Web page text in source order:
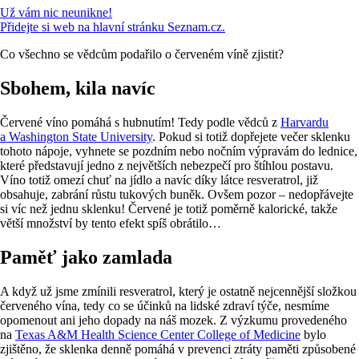
Už vám nic neunikne!
Přidejte si web na hlavní stránku Seznam.cz.
Co všechno se vědcům podařilo o červeném víně zjistit?
Sbohem, kila navíc
Červené víno pomáhá s hubnutím! Tedy podle vědců z Harvardu
a Washington State University. Pokud si totiž dopřejete večer sklenku
tohoto nápoje, vyhnete se pozdním nebo nočním výpravám do lednice,
které představují jedno z největších nebezpečí pro štíhlou postavu.
Víno totiž omezí chuť na jídlo a navíc díky látce resveratrol, již
obsahuje, zabrání růstu tukových buněk. Ovšem pozor – nedopřávejte
si víc než jednu sklenku! Červené je totiž poměrně kalorické, takže
větší množství by tento efekt spíš obrátilo…
Paměť jako zamlada
A když už jsme zmínili resveratrol, který je ostatně nejcennější složkou
červeného vína, tedy co se účinků na lidské zdraví týče, nesmíme
opomenout ani jeho dopady na náš mozek. Z výzkumu provedeného
na Texas A&M Health Science Center College of Medicine bylo
zjištěno, že sklenka denně pomáhá v prevenci ztráty paměti způsobené